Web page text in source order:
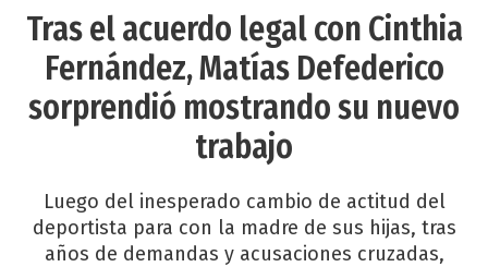
Tras el acuerdo legal con Cinthia
Fernández, Matías Defederico
sorprendió mostrando su nuevo
trabajo
Luego del inesperado cambio de actitud del
deportista para con la madre de sus hijas, tras
años de demandas y acusaciones cruzadas,